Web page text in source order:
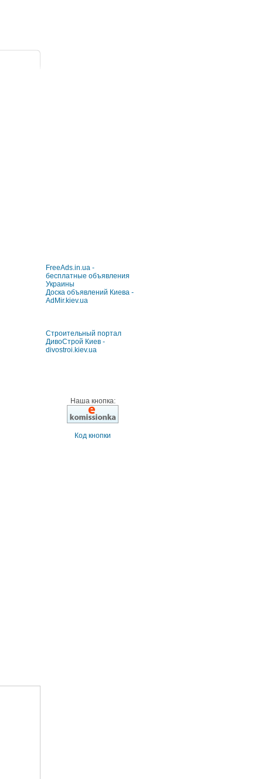
FreeAds.in.ua -
бесплатные объявления
Украины
Доска объявлений Киева -
AdMir.kiev.ua
Строительный портал
ДивоСтрой Киев -
divostroi.kiev.ua
Наша кнопка:
Код кнопки